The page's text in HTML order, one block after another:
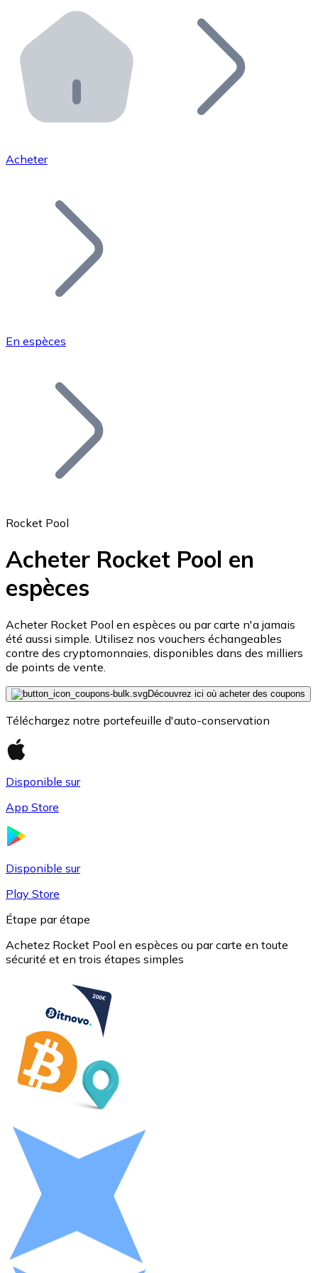
Distributeurs automatiques Bitnovo
Intégrez un ATM Bitnovo dans votre entreprise et
API Bitnovo
Intégrez notre API dans votre écosystème.
Rejoignez notre réseau de distributeurs et
Ajoutez le token de votre projet à notre service
Bitcoin
Ethereum
ETH
USD Coin
Litecoin
LTC
XRP
Acheter
En espèces
Rocket Pool
Acheter Rocket Pool en
espèces
Acheter Rocket Pool en espèces ou par carte n'a jamais
été aussi simple. Utilisez nos vouchers échangeables
contre des cryptomonnaies, disponibles dans des milliers
de points de vente.
Découvrez ici où acheter des coupons
Téléchargez notre portefeuille d'auto-conservation
Disponible sur
App Store
Disponible sur
Play Store
Étape par étape
Achetez Rocket Pool en espèces ou par carte en toute
sécurité et en trois étapes simples